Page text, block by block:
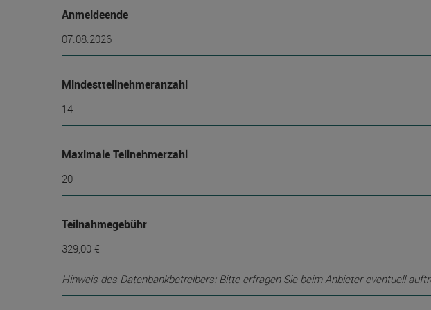
Anmeldeende
07.08.2026
Mindest­teilnehmer­anzahl
14
Maximale Teilnehmerzahl
20
Teilnahmegebühr
329,00 €
Hinweis des Datenbankbetreibers: Bitte erfragen Sie beim Anbieter eventuell